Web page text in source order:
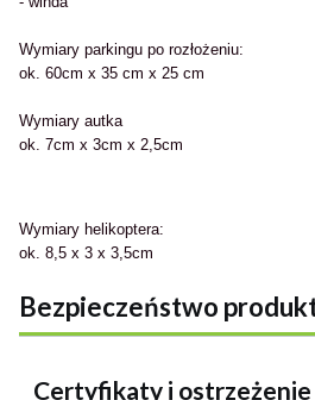
Wymiary parkingu po rozłożeniu:
ok. 60cm x 35 cm x 25 cm
Wymiary autka
ok. 7cm x 3cm x 2,5cm
Wymiary helikoptera:
ok. 8,5 x 3 x 3,5cm
Bezpieczeństwo
Certyfikaty i